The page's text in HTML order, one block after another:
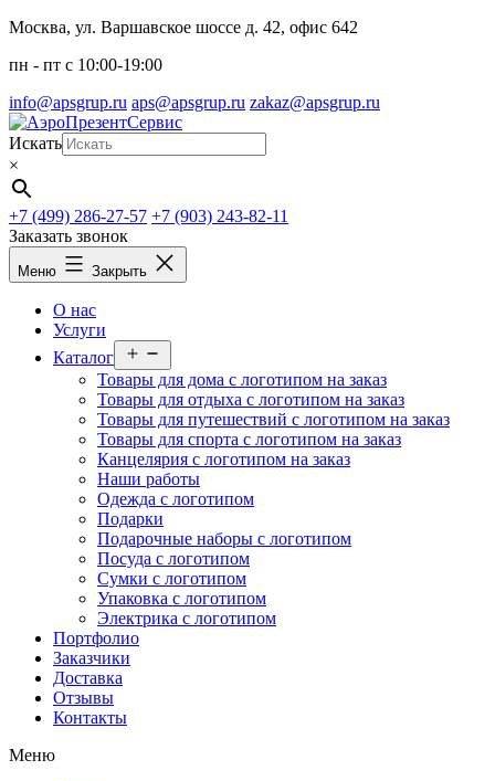
Перейти
содержимому
Москва, ул. Варшавское шоссе д. 42, офис 642
пн - пт c 10:00-19:00
info@apsgrup.ru aps@apsgrup.ru zakaz@apsgrup.ru
Искать
×
+7 (499) 286-27-57 +7 (903) 243-82-11
Заказать звонок
Меню Закрыть
О нас
Услуги
Каталог
меню
Товары для дома с логотипом на заказ
Товары для отдыха с логотипом на заказ
Товары для путешествий с логотипом на заказ
Товары для спорта с логотипом на заказ
Канцелярия с логотипом на заказ
Наши работы
Одежда с логотипом
Подарки
Подарочные наборы с логотипом
Посуда с логотипом
Сумки с логотипом
Упаковка с логотипом
Электрика с логотипом
Портфолио
Заказчики
Доставка
Отзывы
Контакты
Меню